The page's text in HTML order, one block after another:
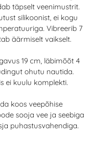
täpselt veenimustrit.
silikoonist, ei kogu
Vibreerib 7
äärmiselt vaikselt.
19 cm, läbimõõt 4
ohutu nautida.
ei kuulu komplekti.
koos veepõhise
sooja vee ja seebiga
puhastusvahendiga.